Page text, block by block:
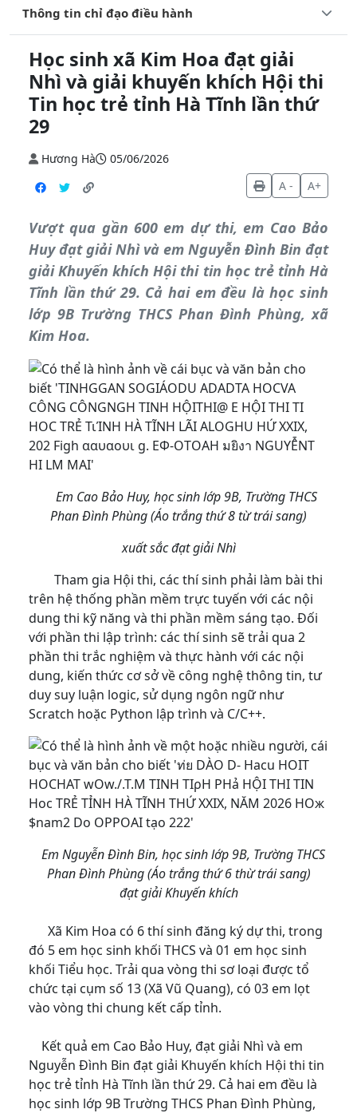
Thông tin chỉ đạo điều hành
Học sinh xã Kim Hoa đạt giải
Nhì và giải khuyến khích Hội thi
Tin học trẻ tỉnh Hà Tĩnh lần thứ
29
Hương Hà
05/06/2026
A -
A+
Vượt qua gần 600 em dự thi, em Cao Bảo
Huy đạt giải Nhì và em Nguyễn Đình Bin đạt
giải Khuyến khích Hội thi tin học trẻ tỉnh Hà
Tĩnh lần thứ 29. Cả hai em đều là học sinh
lớp 9B Trường THCS Phan Đình Phùng, xã
Kim Hoa.
Em Cao Bảo Huy, học sinh lớp 9B, Trường THCS
Phan Đình Phùng (Áo trắng thứ 8 từ trái sang)
xuất sắc đạt giải Nhì
Tham gia Hội thi, các thí sinh phải làm bài thi
trên hệ thống phần mềm trực tuyến với các nội
dung thi kỹ năng và thi phần mềm sáng tạo. Đối
với phần thi lập trình: các thí sinh sẽ trải qua 2
phần thi trắc nghiệm và thực hành với các nội
dung, kiến thức cơ sở về công nghệ thông tin, tư
duy suy luận logic, sử dụng ngôn ngữ như
Scratch hoặc Python lập trình và C/C++.
Em Nguyễn Đình Bin, học sinh lớp 9B, Trường THCS
Phan Đình Phùng (Áo trắng thứ 6 thừ trái sang)
đạt giải Khuyến khích
Xã Kim Hoa có 6 thí sinh đăng ký dự thi, trong
đó 5 em học sinh khối THCS và 01 em học sinh
khối Tiểu học. Trải qua vòng thi sơ loại được tổ
chức tại cụm số 13 (Xã Vũ Quang), có 03 em lọt
vào vòng thi chung kết cấp tỉnh.
Kết quả em Cao Bảo Huy, đạt giải Nhì và em
Nguyễn Đình Bin đạt giải Khuyến khích Hội thi tin
học trẻ tỉnh Hà Tĩnh lần thứ 29. Cả hai em đều là
học sinh lớp 9B Trường THCS Phan Đình Phùng,